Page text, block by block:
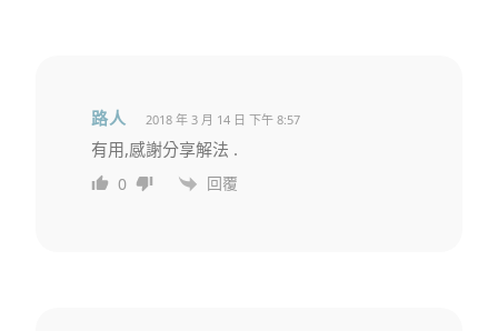
路人 2018 年 3 月 14 日 下午 8:57
有用,感謝分享解法 .
0 回覆